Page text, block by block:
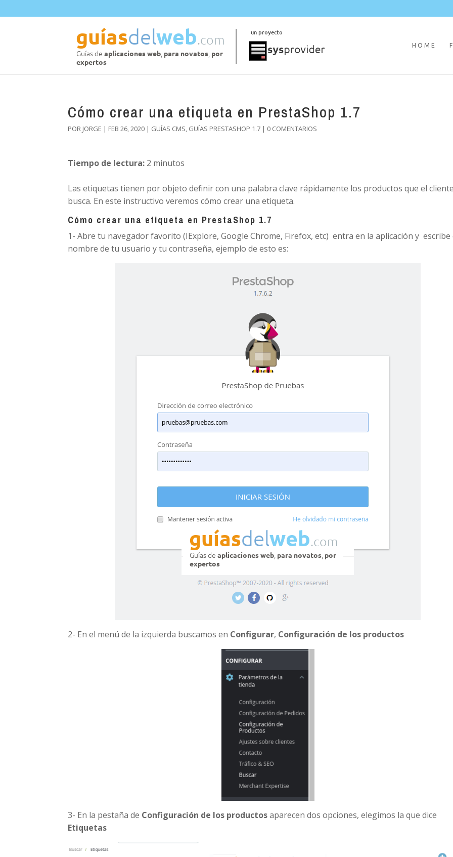
HOME
Cómo crear una etiqueta en PrestaShop 1.7
POR JORGE | FEB 26, 2020 | GUÍAS CMS, GUÍAS PRESTASHOP 1.7 | 0 COMENTARIOS
Tiempo de lectura: 2 minutos
Las etiquetas tienen por objeto definir con una palabra clave rápidamente los productos que el
busca. En este instructivo veremos cómo crear una etiqueta.
Cómo crear una etiqueta en PrestaShop 1.7
1- Abre tu navegador favorito (IExplore, Google Chrome, Firefox, etc) entra en la aplicación y escribe
nombre de tu usuario y tu contraseña, ejemplo de esto es:
2- En el menú de la izquierda buscamos en Configurar, Configuración de los productos
3- En la pestaña de Configuración de los productosaparecen dos opciones, elegimos la que dice
Etiquetas